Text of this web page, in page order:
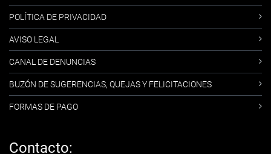
POLÍTICA DE PRIVACIDAD
AVISO LEGAL
CANAL DE DENUNCIAS
BUZÓN DE SUGERENCIAS, QUEJAS Y FELICITACIONES
FORMAS DE PAGO
Contacto: